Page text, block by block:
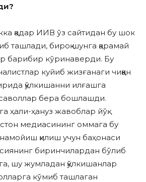
қадар ИИВ ўз сайтидан бу шок
ташлади, бироқ шунга қарамай
барибир кўринаверди. Бу
куйиб жизғанаги чиққан
қўлкишанни илғашга
бера бошлашди.
ҳали-ҳануз жавоблар йўқ.
медиасининг оммага бу
қилиш учун баҳонаси
биринчилардан бўлиб
шу жумладан қўлкишанлар
кўмиб ташлаган